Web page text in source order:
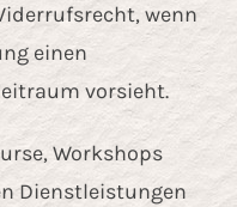
wenn
einen
vorsieht.
Workshops
Dienstleistungen